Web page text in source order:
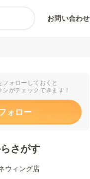
お問い合わせ
フォローしておくと
がチェックできます！
ォロー
さがす
ウィング店